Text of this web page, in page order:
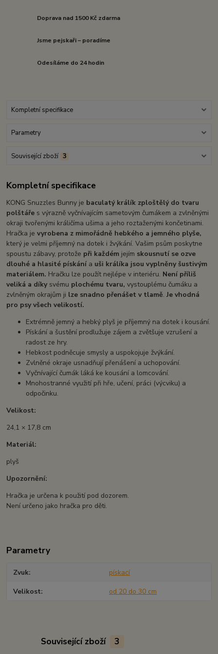
Doprava nad 1500 Kč zdarma
Jsme pejskaři – poradíme
Odesíláme do 24 hodin
Kompletní specifikace
Parametry
Související zboží 3
Kompletní specifikace
KONG Snuzzles Bunny je baculatý králík zploštělý do tvaru
polštáře s výrazně vyčnívajícím sametovým čumákem a zvlněnými
okraji tvořenými králičíma ušima a jeho roztaženými končetinami.
Hračka jevyrobena z mimořádně hebkého a jemného plyše,
který je velmi příjemný na dotek i žvýkání. Vašim psům poskytne
spoustu zábavy, protože při každém jejím skousnutí se ozve
dlouhé a hlasité pískání a uši králíka jsou vyplněny šustivým
materiálem. Hračku lze použít nejlépe v interiéru. Není příliš
veliká a díkysvému plochému tvaru,vystouplému čumáku a
zvlněným okrajům ji lze snadno přenášet v tlamě.Je vhodná
pro psy všech velikostí.
Extrémně jemný a hebký plyš je příjemný na dotek i kousání.
Pískání a šustění prodlužuje zájem a zvětšuje vzrušení a
radost ze hry.
Hebkost podněcuje smysly a uspokojuje žvýkání.
Zvlněné okraje usnadňují přenášení a uchopování.
Vyčnívající čumák láká ke kousání a lomcování.
Mnohostranné využití při hře, učení, práci (výcviku) a
odpočinku.
Velikost:
24,1 × 17,8 cm
Materiál:
plyš
Upozornění:
Hračka je určena k použití pod dozorem.
Není určeno jako hračka pro děti.
Parametry
Zvuk pískací
Velikost od 20 do 30 cm
Související zboží 3